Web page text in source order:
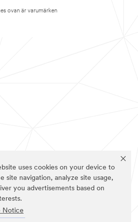
uses cookies on your device to
site navigation, analyze site usage,
you advertisements based on
Notice
ovan är varumärken